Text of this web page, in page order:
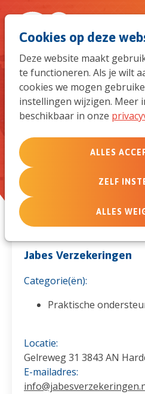
Cookies op deze
Deze website maakt
te functioneren. Als je wilt
cookies we mogen
instellingen wijzigen. Meer
beschikbaar in onze
ALLES
ZELF
ALLES
Deze member
kunnen je
Jabes Verzekeringen
Categorie(ën):
Praktische
Locatie:
Gelreweg 31 3843 AN
E-mailadres: